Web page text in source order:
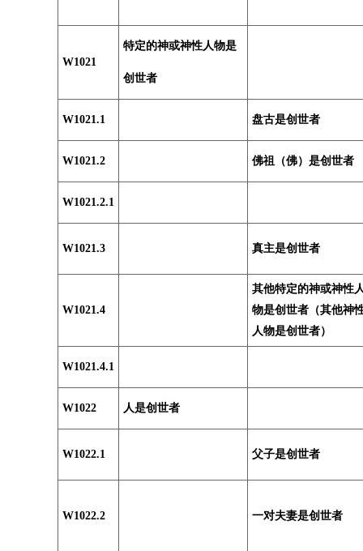
W1021
特定的神或神性人物是
创世者
W1021.1 盘古是创世者
W1021.2 佛祖（佛）是创世者
W1021.2.1
W1021.3 真主是创世者
W1021.4
其他特定的神或神性
物是创世者（其他神
人物是创世者）
W1021.4.1
W1022 人是创世者
W1022.1 父子是创世者
W1022.2 一对夫妻是创世者